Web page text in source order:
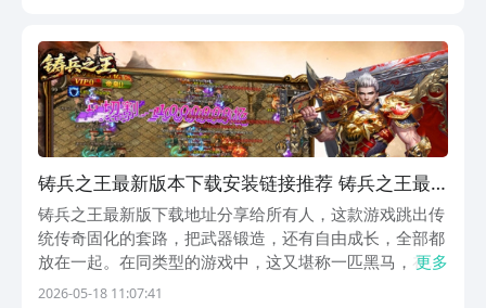
铸兵之王最新版本下载安装链接推荐 铸兵之王最
新版在哪里下载
铸兵之王最新版下载地址分享给所有人，这款游戏跳出传
统传奇固化的套路，把武器锻造，还有自由成长，全部都
放在一起。在同类型的游戏中，这又堪称一匹黑马，在最
新的版本中就会优化一些玩法细节，可以降低上手的门
更多
2026-05-18 11:07:41